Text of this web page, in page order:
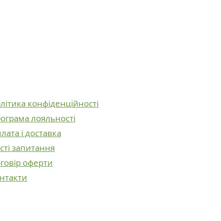
конфіденційності
лояльності
і доставка
запитання
оферти